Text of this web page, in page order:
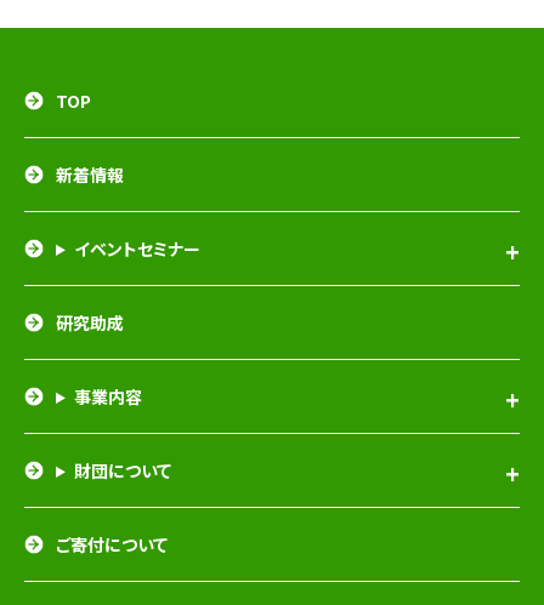
TOP
新着情報
イベントセミナー
研究助成
事業内容
財団について
ご寄付について